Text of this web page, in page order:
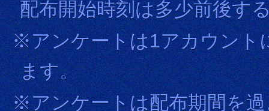
配布開始時刻は多少前後す
※アンケートは1アカウント
ます。
※アンケートは配布期間を